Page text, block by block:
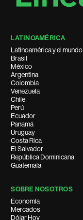
LATINOAMÉRICA
Latinoamérica y el mundo
Brasil
México
Argentina
Colombia
Venezuela
Chile
Perú
Ecuador
Panamá
Uruguay
Costa Rica
El Salvador
República Dominicana
Guatemala
SOBRE NOSOTROS
Economía
Mercados
Dólar Hoy